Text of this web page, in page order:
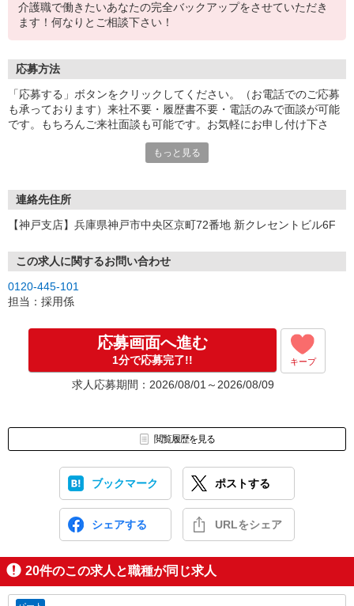
介護職で働きたいあなたの完全バックアップをさせていただき
ます！何なりとご相談下さい！
応募方法
「応募する」ボタンをクリックしてください。（お電話でのご応募
も承っております）来社不要・履歴書不要・電話のみで面談が可能
です。もちろんご来社面談も可能です。お気軽にお申し付け下さ
もっと見る
連絡先住所
【神戸支店】兵庫県神戸市中央区京町72番地 新クレセントビル6F
この求人に関するお問い合わせ
0120-445-101
担当：採用係
応募画面へ進む
1分で応募完了!! キープ
求人応募期間：2026/08/01～2026/08/09
閲覧履歴を見る
ブックマーク ポストする
シェアする URLをシェア
20件のこの求人と職種が同じ求人